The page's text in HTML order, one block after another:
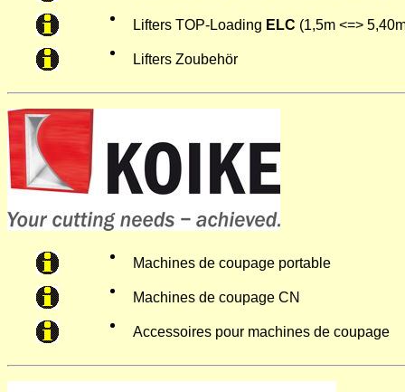
Lifters TOP-Loading ELC (1,5m <=>
Lifters Zoubehör
Machines de coupage portable
Machines de coupage CN
Accessoires pour machines de coupage